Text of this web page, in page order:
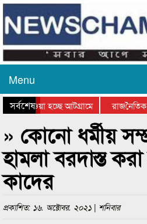
Menu
সর্বশেষ
যাওয়া হচ্ছে আটগ্রামে
রাজনৈতিক
পুরস্কার বিতরণ সম্পন্ন
» কোনো ধর্মীয়
হামলা বরদাস্ত
কাদের
প্রকাশিত: ১৬. অক্টোবর. ২০২১ | শনিবার